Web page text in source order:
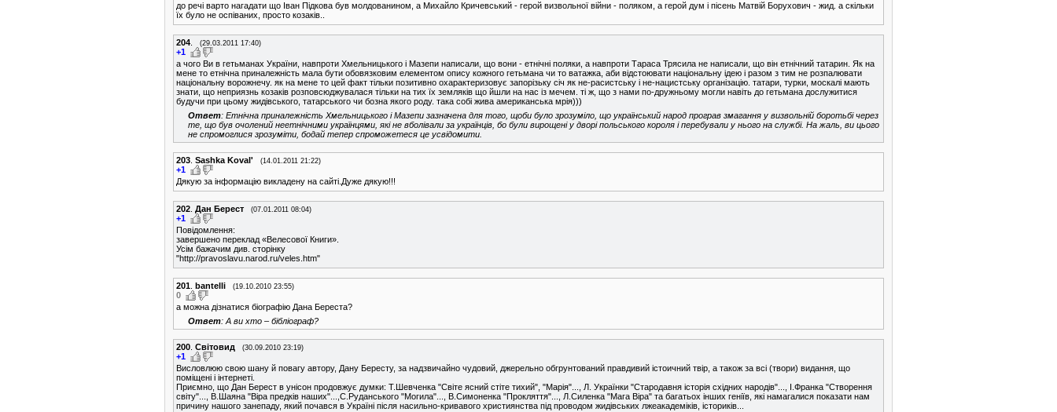
до речі варто нагадати що Іван Підкова був молдованином, а Михайло Кричевський - герой визвольної війни - поляком, а герой дум і пісень Матвій Борухович - жид. а скільки
їх було не оспіваних, просто козаків..
204 (29.03.2011 17:40)
+1
а чого Ви в гетьманах України, навпроти Хмельницького і Мазепи написали, що вони - етнічні поляки, а навпроти Тараса Трясила не написали, що він етнічний татарин. Як на
мене то етнічна приналежність мала бути обовязковим елементом опису кожного гетьмана чи то ватажка, аби відстоювати національну ідею і разом з тим не розпалювати
національну ворожнечу. як на мене то цей факт тільки позитивно охарактеризовує запорізьку січ як не-расистську і не-нацистську організацію. татари, турки, москалі мають
знати, що неприязнь козаків розповсюджувалася тільки на тих їх земляків що йшли на нас із мечем. ті ж, що з нами по-дружньому могли навіть до гетьмана дослужитися
будучи при цьому жидівського, татарського чи бозна якого роду. така собі жива американська мрія)))
Ответ: Етнічна приналежність Хмельницького і Мазепи зазначена для того, щоби було зрозуміло, що український народ програв змагання у визвольній боротьбі через
те, що був очолений неетнічними українцями, які не вболівали за українців, бо були вирощені у дворі польського короля і перебували у нього на службі. На жаль, ви цього
не спромоглися зрозуміти, бодай тепер спроможетеся це усвідомити.
203 Sashka Koval' (14.01.2011 21:22)
+1
Дякую за інформацію викладену на сайті.Дуже дякую!!!
202 Дан Берест (07.01.2011 08:04)
+1
Повідомлення:
завершено переклад «Велесової Книги».
Усім бажачим див. сторінку
"http://pravoslavu.narod.ru/veles.htm"
201 bantelli (19.10.2010 23:55)
0
а можна дізнатися біографію Дана Береста?
Ответ: А ви хто – бібліограф?
200 Світовид (30.09.2010 23:19)
+1
Висловлюю свою шану й повагу автору, Дану Бересту, за надзвичайно чудовий, джерельно обгрунтований правдивий істоичний твір, а також за всі (твори) видання, що
поміщені і інтернеті.
Приємно, що Дан Берест в унісон продовжує думки: Т.Шевченка "Світе ясний стіте тихий", "Марія"..., Л. Українки "Стародавня історія східних народів"..., І.Франка "Створення
світу"..., В.Шаяна "Віра предків наших"...,С.Руданського "Могила"..., В.Симоненка "Прокляття"..., Л.Силенка "Мага Віра" та багатьох інших геніїв, які намагалися показати нам
причину нашого занепаду, який почався в Україні після насильно-кривавого християнства під проводом жидівських лжеакадеміків, істориків...